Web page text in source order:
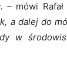
– mówi
a dalej do
w